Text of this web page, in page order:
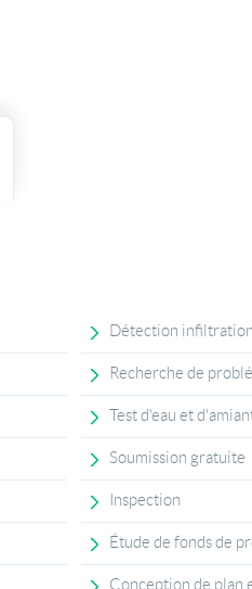
Détection
Recherche de
Test d'eau et
Soumission gratuite
Inspection
Étude de fonds de
Conception de plan